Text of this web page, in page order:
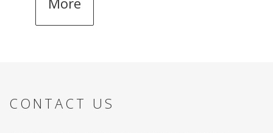
CONTACT US